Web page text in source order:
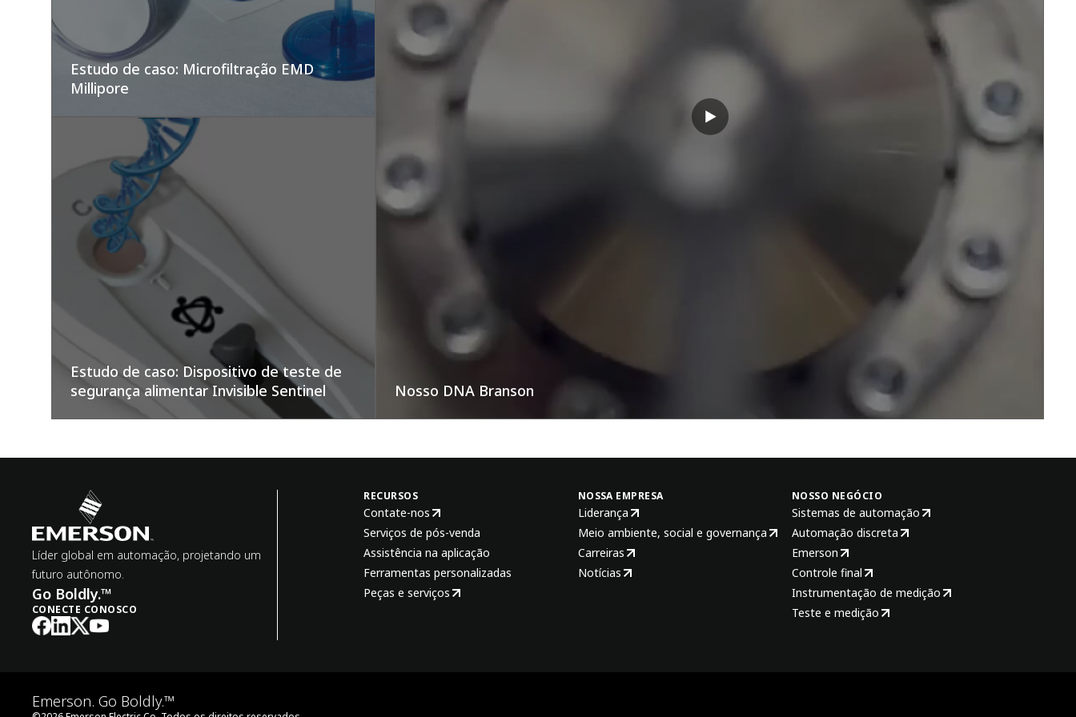
Nosso DNA Branson
Estudo de caso: Microfiltração EMD
Millipore
Estudo de caso: Dispositivo de teste de
segurança alimentar Invisible Sentinel
Líder global em automação, projetando um
futuro autônomo.
Go Boldly.™
CONECTE CONOSCO
RECURSOS
Contate-nos
Serviços de pós-venda
Assistência na aplicação
Ferramentas personalizadas
Peças e serviços
NOSSA EMPRESA
Liderança
Meio ambiente, social e governança
Carreiras
Notícias
NOSSO NEGÓCIO
Sistemas de automação
Automação discreta
Emerson
Controle final
Instrumentação de medição
Teste e medição
Emerson. Go Boldly.™